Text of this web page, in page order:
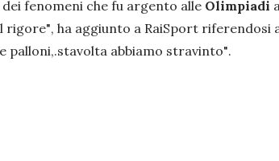
fenomeni che fu argento alle Olimpiadi
rigore", ha aggiunto a RaiSport riferendosi
palloni,.stavolta abbiamo stravinto".